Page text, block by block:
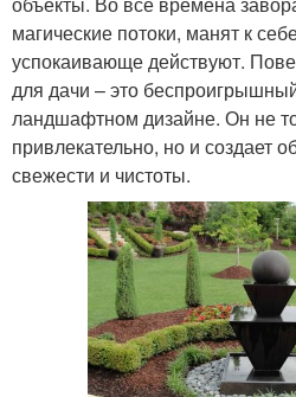
магические потоки, манят к
успокаивающе действуют.
для дачи – это
ландшафтном дизайне. Он не
привлекательно, но и создает
свежести и чистоты.